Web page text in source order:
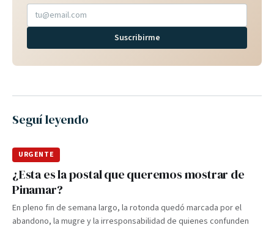
Suscribirme
Seguí leyendo
URGENTE
¿Esta es la postal que queremos mostrar de
Pinamar?
En pleno fin de semana largo, la rotonda quedó marcada por el
abandono, la mugre y la irresponsabilidad de quienes confunden